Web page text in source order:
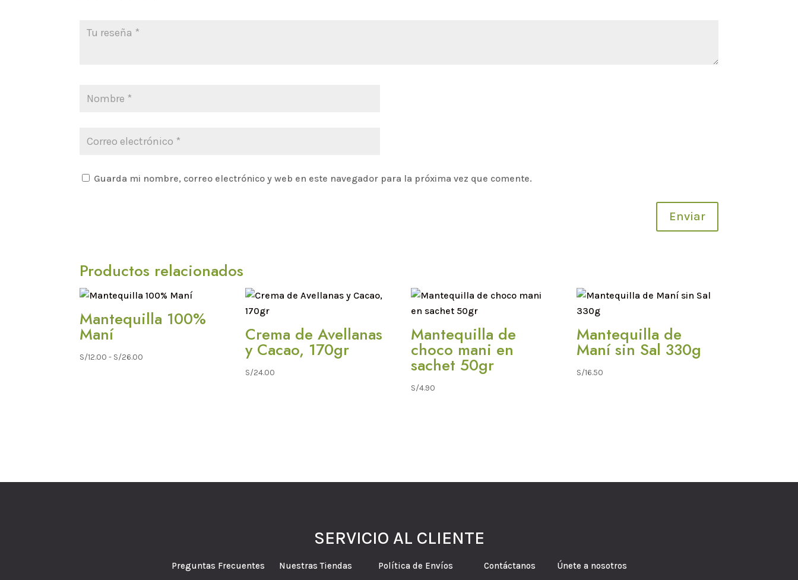
Guarda mi nombre, correo electrónico y web en este navegador para la próxima vez que comente.
Enviar
Productos relacionados
Mantequilla 100%
Maní
S/12.00 - S/26.00
Crema de Avellanas
y Cacao, 170gr
S/24.00
Mantequilla de
choco mani en
sachet 50gr
S/4.90
Mantequilla de
Maní sin Sal 330g
S/16.50
SERVICIO AL CLIENTE
Preguntas Frecuentes Nuestras Tiendas Política de Envíos Contáctanos Únete a nosotros